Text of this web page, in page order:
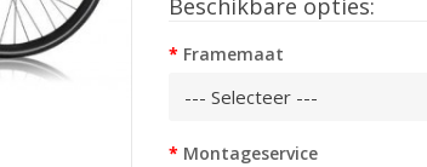
Framemaat
Montageservice